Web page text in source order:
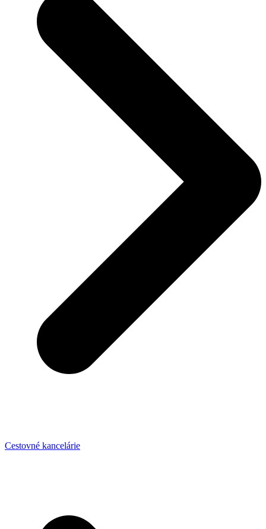
Cestovné kancelárie